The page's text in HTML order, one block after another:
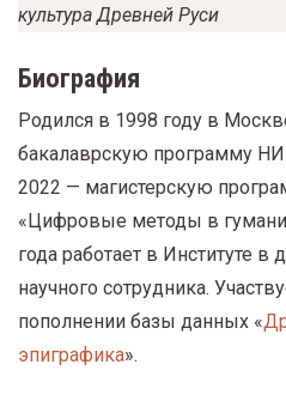
культура Древней Руси
Биография
Родился в 1998 году в
бакалаврскую программу
2022 — магистерскую
«Цифровые методы в
года работает в Институте
научного сотрудника.
пополнении базы данных «
эпиграфика».